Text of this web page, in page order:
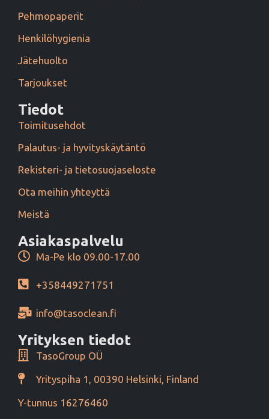
Pehmopaperit
Henkilöhygienia
Jätehuolto
Tarjoukset
Tiedot
Toimitusehdot
Palautus- ja hyvityskäytäntö
Rekisteri- ja tietosuojaseloste
Ota meihin yhteyttä
Meistä
Asiakaspalvelu
Ma-Pe klo 09.00-17.00
+358449271751
info@tasoclean.fi
Yrityksen tiedot
TasoGroup OÜ
Yrityspiha 1, 00390 Helsinki, Finland
Y-tunnus 16276460